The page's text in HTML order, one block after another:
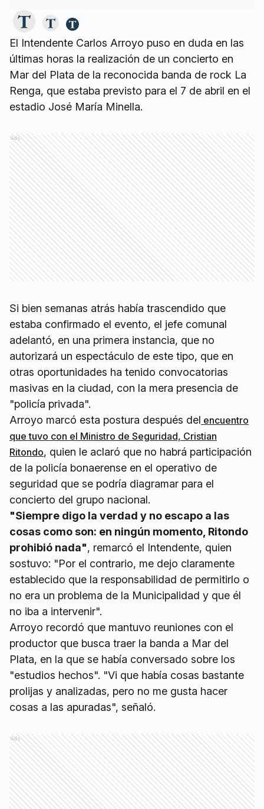
El Intendente Carlos Arroyo puso en duda en las
últimas horas la realización de un concierto en
Mar del Plata de la reconocida banda de rock La
Renga, que estaba previsto para el 7 de abril en el
estadio José María Minella.
Ads
Si bien semanas atrás había trascendido que
estaba confirmado el evento, el jefe comunal
adelantó, en una primera instancia, que no
autorizará un espectáculo de este tipo, que en
otras oportunidades ha tenido convocatorias
masivas en la ciudad, con la mera presencia de
"policía privada".
Arroyo marcó esta postura después del encuentro
que tuvo con el Ministro de Seguridad, Cristian
Ritondo, quien le aclaró que no habrá participación
de la policía bonaerense en el operativo de
seguridad que se podría diagramar para el
concierto del grupo nacional.
"Siempre digo la verdad y no escapo a las
cosas como son: en ningún momento, Ritondo
prohibió nada", remarcó el Intendente, quien
sostuvo: "Por el contrario, me dejo claramente
establecido que la responsabilidad de permitirlo o
no era un problema de la Municipalidad y que él
no iba a intervenir".
Arroyo recordó que mantuvo reuniones con el
productor que busca traer la banda a Mar del
Plata, en la que se había conversado sobre los
"estudios hechos". "Vi que había cosas bastante
prolijas y analizadas, pero no me gusta hacer
cosas a las apuradas", señaló.
Ads